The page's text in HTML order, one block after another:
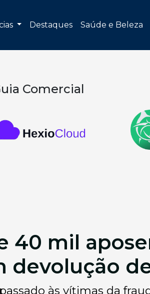
Destaques Saúde e Beleza
Comercial
40 mil
às vítimas da